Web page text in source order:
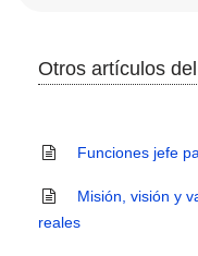
Otros artículos
Funciones jefe
Misión, visión y
reales